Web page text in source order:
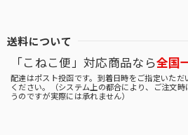
送料について
「こねこ便」対応商品なら全国
配達はポスト投函です。到着日時をご指定いた
ください。（システム上の都合により、ご注文
うのですが実際には承れません）